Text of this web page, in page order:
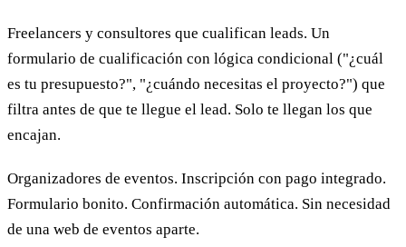
Freelancers y consultores que cualifican leads. Un
formulario de cualificación con lógica condicional ("¿cuál
es tu presupuesto?", "¿cuándo necesitas el proyecto?") que
filtra antes de que te llegue el lead. Solo te llegan los que
encajan.
Organizadores de eventos. Inscripción con pago integrado.
Formulario bonito. Confirmación automática. Sin necesidad
de una web de eventos aparte.